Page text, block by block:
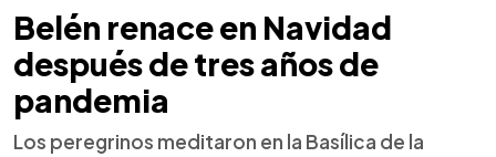
Belén renace en Navidad
después de tres años de
pandemia
Los peregrinos meditaron en la Basílica de la